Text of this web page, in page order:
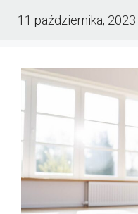
11 października, 2023